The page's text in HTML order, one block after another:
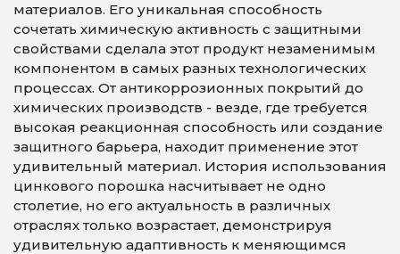
материалов. Его уникальная способность
сочетать химическую активность с защитными
свойствами сделала этот продукт незаменимым
компонентом в самых разных технологических
процессах. От антикоррозионных покрытий до
химических производств - везде, где требуется
высокая реакционная способность или создание
защитного барьера, находит применение этот
удивительный материал. История использования
цинкового порошка насчитывает не одно
столетие, но его актуальность в различных
отраслях только возрастает, демонстрируя
удивительную адаптивность к меняющимся